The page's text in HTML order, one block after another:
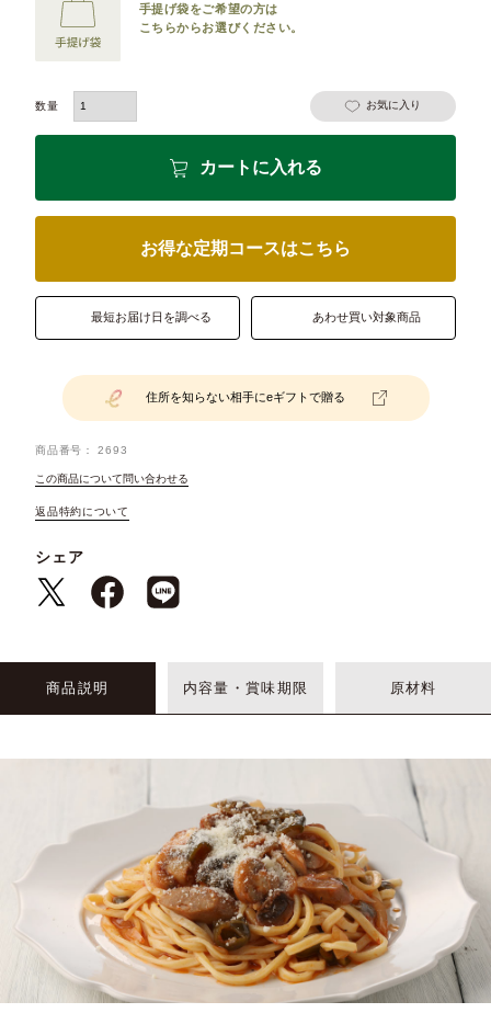
手提げ袋をご希望の方は
こちらからお選びください。
お気に入り
カートに入れる
お得な定期コースはこちら
最短お届け日を調べる あわせ買い対象商品
住所を知らない相手にeギフトで贈る
商品番号 2693
この商品について問い合わせる
返品特約について
シェア
商品説明 内容量・賞味期限 原材料